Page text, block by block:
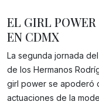
EL GIRL POWER
EN CDMX
La segunda jornada
de los Hermanos
girl power se apoderó
actuaciones de la